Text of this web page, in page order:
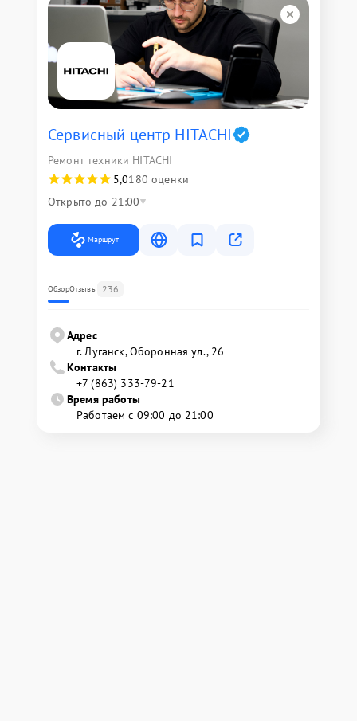
Сервисный центр HITACHI
Ремонт техники HITACHI
5,0180 оценки
Открыто до 21:00
Маршрут
ОбзорОтзывы 236
Адрес
г. Луганск, Оборонная ул., 26
Контакты
+7 (863) 333-79-21
Время работы
Работаем с 09:00 до 21:00